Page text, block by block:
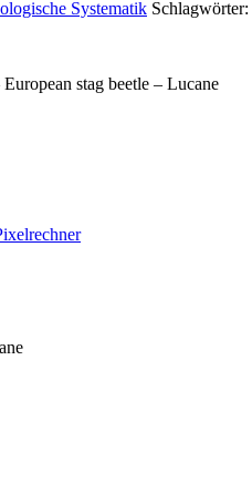
Systematik Schlagwörter:
stag beetle – Lucane